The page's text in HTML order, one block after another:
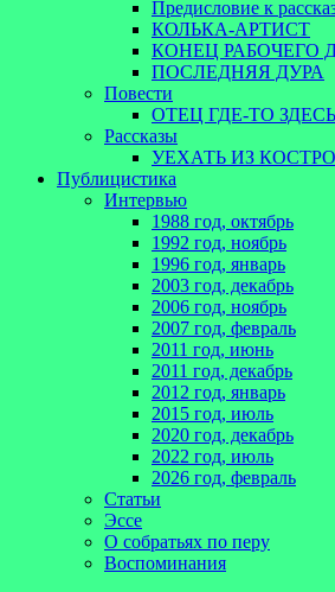
Предисловие к
КОЛЬКА-АРТИСТ
КОНЕЦ РАБОЧЕГО
ПОСЛЕДНЯЯ ДУРА
Повести
ОТЕЦ ГДЕ-ТО ЗДЕСЬ
Рассказы
УЕХАТЬ ИЗ
Публицистика
Интервью
1988 год, октябрь
1992 год, ноябрь
1996 год, январь
2003 год, декабрь
2006 год, ноябрь
2007 год, февраль
2011 год, июнь
2011 год, декабрь
2012 год, январь
2015 год, июль
2020 год, декабрь
2022 год, июль
2026 год, февраль
Статьи
Эссе
О собратьях по перу
Воспоминания